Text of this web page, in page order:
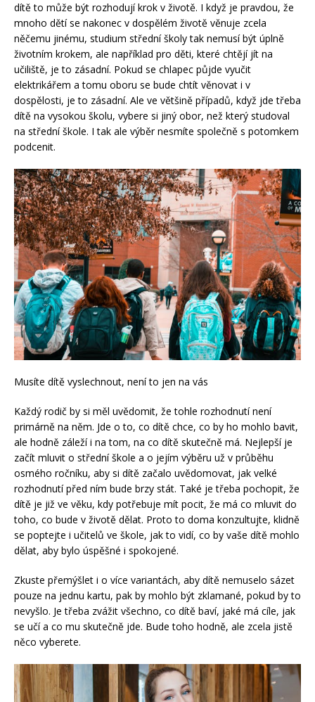
dítě to může být rozhodují krok v životě. I když je pravdou, že
mnoho dětí se nakonec v dospělém životě věnuje zcela
něčemu jinému, studium střední školy tak nemusí být úplně
životním krokem, ale například pro děti, které chtějí jít na
učiliště, je to zásadní. Pokud se chlapec půjde vyučit
elektrikářem a tomu oboru se bude chtít věnovat i v
dospělosti, je to zásadní. Ale ve většině případů, když jde třeba
dítě na vysokou školu, vybere si jiný obor, než který studoval
na střední škole. I tak ale výběr nesmíte společně s potomkem
podcenit.
Musíte dítě vyslechnout, není to jen na vás
Každý rodič by si měl uvědomit, že tohle rozhodnutí není
primárně na něm. Jde o to, co dítě chce, co by ho mohlo bavit,
ale hodně záleží i na tom, na co dítě skutečně má. Nejlepší je
začít mluvit o střední škole a o jejím výběru už v průběhu
osmého ročníku, aby si dítě začalo uvědomovat, jak velké
rozhodnutí před ním bude brzy stát. Také je třeba pochopit, že
dítě je již ve věku, kdy potřebuje mít pocit, že má co mluvit do
toho, co bude v životě dělat. Proto to doma konzultujte, klidně
se poptejte i učitelů ve škole, jak to vidí, co by vaše dítě mohlo
dělat, aby bylo úspěšné i spokojené.
Zkuste přemýšlet i o více variantách, aby dítě nemuselo sázet
pouze na jednu kartu, pak by mohlo být zklamané, pokud by to
nevyšlo. Je třeba zvážit všechno, co dítě baví, jaké má cíle, jak
se učí a co mu skutečně jde. Bude toho hodně, ale zcela jistě
něco vyberete.